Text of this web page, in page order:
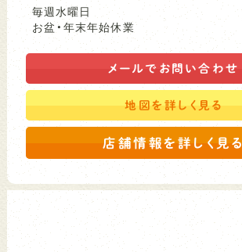
毎週水曜日
お盆・年末年始休業
メールで お問い合わせ
地図を詳しく見る
店舗情報を詳しく見る